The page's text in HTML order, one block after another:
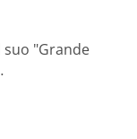
"Grande